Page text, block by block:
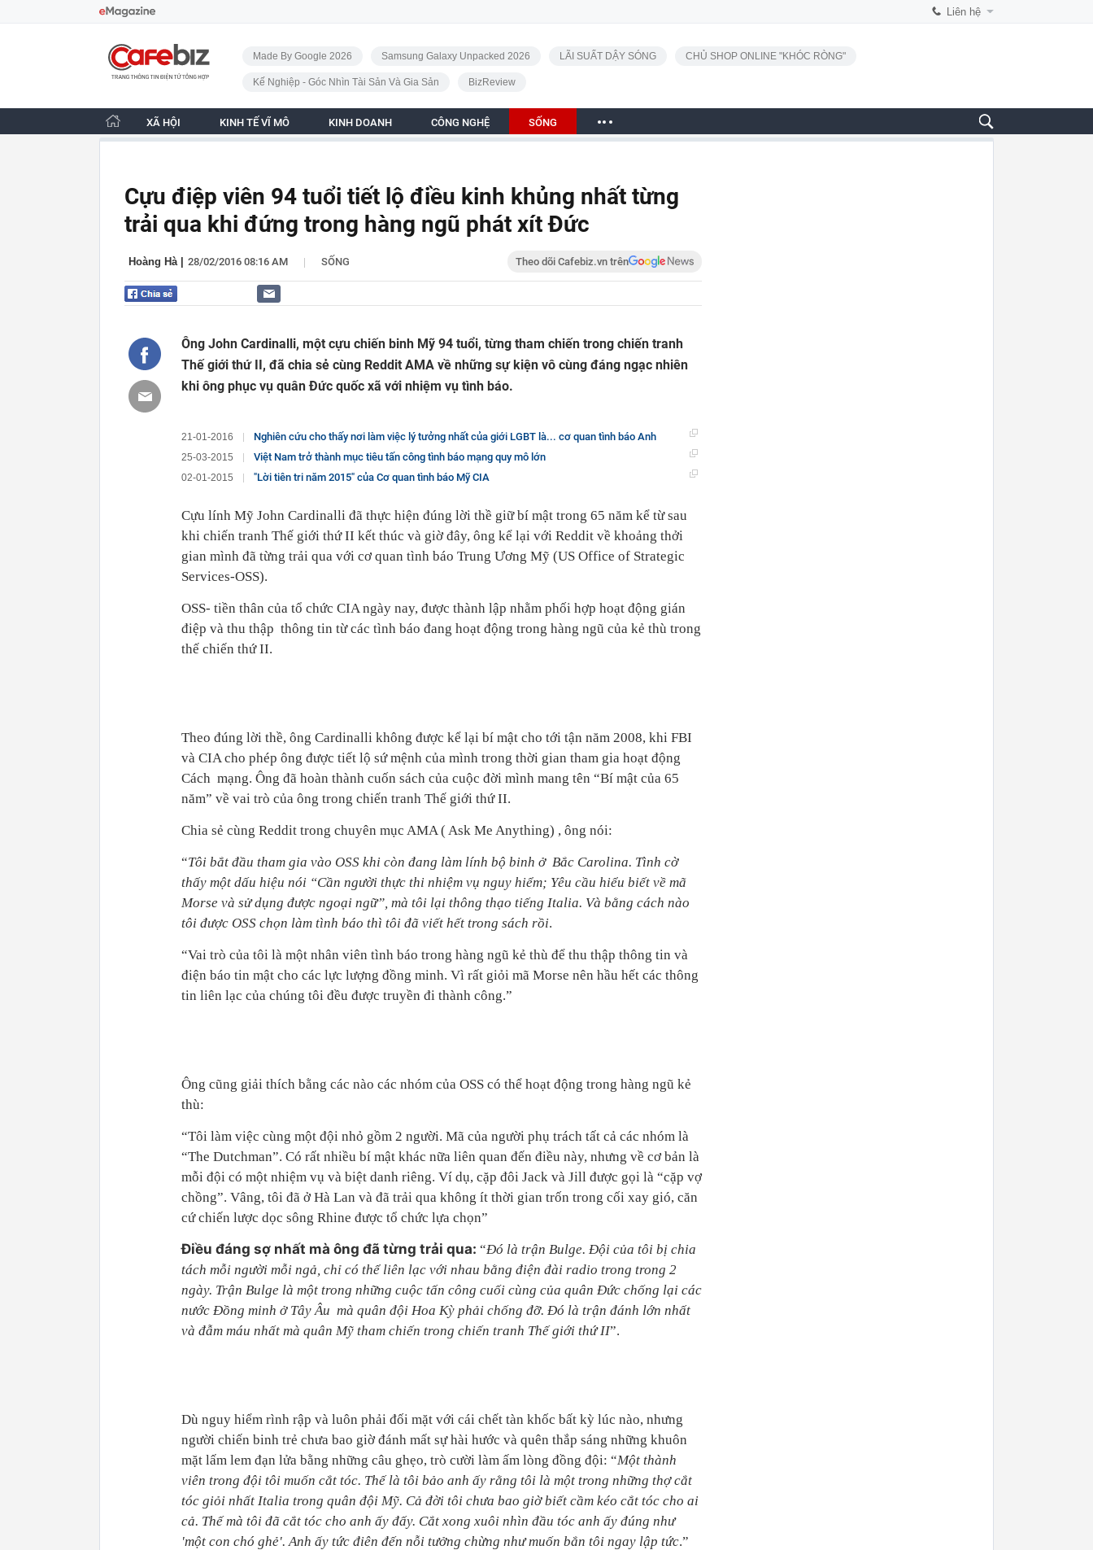
Liên hệ
CafeBiz - Trang chủ
Made By Google 2026 Samsung Galaxy Unpacked 2026 LÃI SUẤT DẬY SÓNG CHỦ SHOP ONLINE "KHÓC RÒNG"
Kế Nghiệp - Góc Nhìn Tài Sản Và Gia Sản BizReview
XÃ HỘI KINH TẾ VĨ MÔ KINH DOANH CÔNG NGHỆ SỐNG
Cựu điệp viên 94 tuổi tiết lộ điều kinh khủng nhất từng
trải qua khi đứng trong hàng ngũ phát xít Đức
Hoàng Hà| 28/02/2016 08:16 AM | SỐNG Theo dõi Cafebiz.vn trên
Ông John Cardinalli, một cựu chiến binh Mỹ 94 tuổi, từng tham chiến trong chiến tranh
Thế giới thứ II, đã chia sẻ cùng Reddit AMA về những sự kiện vô cùng đáng ngạc nhiên
khi ông phục vụ quân Đức quốc xã với nhiệm vụ tình báo.
21-01-2016 Nghiên cứu cho thấy nơi làm việc lý tưởng nhất của giới LGBT là... cơ quan tình báo Anh
25-03-2015 Việt Nam trở thành mục tiêu tấn công tình báo mạng quy mô lớn
02-01-2015 "Lời tiên tri năm 2015" của Cơ quan tình báo Mỹ CIA
Cựu lính Mỹ John Cardinalli đã thực hiện đúng lời thề giữ bí mật trong 65 năm kể từ sau
khi chiến tranh Thế giới thứ II kết thúc và giờ đây, ông kể lại với Reddit về khoảng thởi
gian mình đã từng trải qua với cơ quan tình báo Trung Ương Mỹ (US Office of Strategic
Services-OSS).
OSS- tiền thân của tổ chức CIA ngày nay, được thành lập nhằm phối hợp hoạt động gián
điệp và thu thập thông tin từ các tình báo đang hoạt động trong hàng ngũ của kẻ thù trong
thế chiến thứ II.
Theo đúng lời thề, ông Cardinalli không được kể lại bí mật cho tới tận năm 2008, khi FBI
và CIA cho phép ông được tiết lộ sứ mệnh của mình trong thời gian tham gia hoạt động
Cách mạng. Ông đã hoàn thành cuốn sách của cuộc đời mình mang tên “Bí mật của 65
năm” về vai trò của ông trong chiến tranh Thế giới thứ II.
Chia sẻ cùng Reddit trong chuyên mục AMA ( Ask Me Anything) , ông nói:
“Tôi bắt đầu tham gia vào OSS khi còn đang làm lính bộ binh ở Bắc Carolina. Tình cờ
thấy một dấu hiệu nói “Cần người thực thi nhiệm vụ nguy hiểm; Yêu cầu hiểu biết về mã
Morse và sử dụng được ngoại ngữ”, mà tôi lại thông thạo tiếng Italia. Và bằng cách nào
tôi được OSS chọn làm tình báo thì tôi đã viết hết trong sách rồi.
“Vai trò của tôi là một nhân viên tình báo trong hàng ngũ kẻ thù để thu thập thông tin và
điện báo tin mật cho các lực lượng đồng minh. Vì rất giỏi mã Morse nên hầu hết các thông
tin liên lạc của chúng tôi đều được truyền đi thành công.”
Ông cũng giải thích bằng các nào các nhóm của OSS có thể hoạt động trong hàng ngũ kẻ
thù:
“Tôi làm việc cùng một đội nhỏ gồm 2 người. Mã của người phụ trách tất cả các nhóm là
“The Dutchman”. Có rất nhiều bí mật khác nữa liên quan đến điều này, nhưng về cơ bản là
mỗi đội có một nhiệm vụ và biệt danh riêng. Ví dụ, cặp đôi Jack và Jill được gọi là “cặp vợ
chồng”. Vâng, tôi đã ở Hà Lan và đã trải qua không ít thời gian trốn trong cối xay gió, căn
cứ chiến lược dọc sông Rhine được tổ chức lựa chọn”
Điều đáng sợ nhất mà ông đã từng trải qua: “Đó là trận Bulge. Đội của tôi bị chia
tách mỗi người mỗi ngả, chỉ có thể liên lạc với nhau bằng điện đài radio trong trong 2
ngày. Trận Bulge là một trong những cuộc tấn công cuối cùng của quân Đức chống lại các
nước Đồng minh ở Tây Âu mà quân đội Hoa Kỳ phải chống đỡ. Đó là trận đánh lớn nhất
và đẫm máu nhất mà quân Mỹ tham chiến trong chiến tranh Thế giới thứ II”.
Dù nguy hiểm rình rập và luôn phải đối mặt với cái chết tàn khốc bất kỳ lúc nào, nhưng
người chiến binh trẻ chưa bao giờ đánh mất sự hài hước và quên thắp sáng những khuôn
mặt lấm lem đạn lửa bằng những câu ghẹo, trò cười làm ấm lòng đồng đội: “Một thành
viên trong đội tôi muốn cắt tóc. Thế là tôi bảo anh ấy rằng tôi là một trong những thợ cắt
tóc giỏi nhất Italia trong quân đội Mỹ. Cả đời tôi chưa bao giờ biết cầm kéo cắt tóc cho ai
cả. Thế mà tôi đã cắt tóc cho anh ấy đấy. Cắt xong xuôi nhìn đầu tóc anh ấy đúng như
'một con chó ghẻ'. Anh ấy tức điên đến nỗi tưởng chừng như muốn bắn tôi ngay lập tức.”